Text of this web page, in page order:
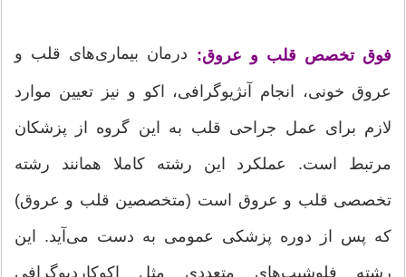
فوق تخصص قلب و عروق: درمان بیماری‌های قلب و
عروق خونی، انجام آنژیوگرافی، اکو و نیز تعیین موارد
لازم برای عمل جراحی قلب به این گروه از پزشکان
مرتبط است. عملکرد این رشته کاملا همانند رشته
تخصصی قلب و عروق است (متخصصین قلب و عروق)
که پس از دوره پزشکی عمومی به دست می‌آید. این
رشته فلوشیپ‌های متعددی مثل اکوکاردیوگرافی